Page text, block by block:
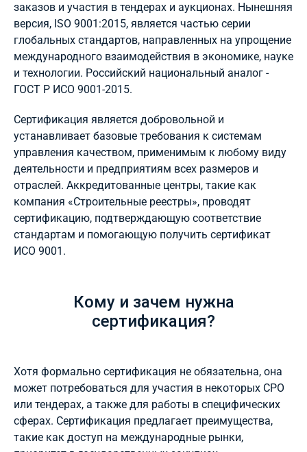
заказов и участия в тендерах и аукционах. Нынешняя
версия, ISO 9001:2015, является частью серии
глобальных стандартов, направленных на упрощение
международного взаимодействия в экономике, науке
и технологии. Российский национальный аналог -
ГОСТ Р ИСО 9001-2015.
Сертификация является добровольной и
устанавливает базовые требования к системам
управления качеством, применимым к любому виду
деятельности и предприятиям всех размеров и
отраслей. Аккредитованные центры, такие как
компания «Строительные реестры», проводят
сертификацию, подтверждающую соответствие
стандартам и помогающую получить сертификат
ИСО 9001.
Кому и зачем нужна
сертификация?
Хотя формально сертификация не обязательна, она
может потребоваться для участия в некоторых СРО
или тендерах, а также для работы в специфических
сферах. Сертификация предлагает преимущества,
такие как доступ на международные рынки,